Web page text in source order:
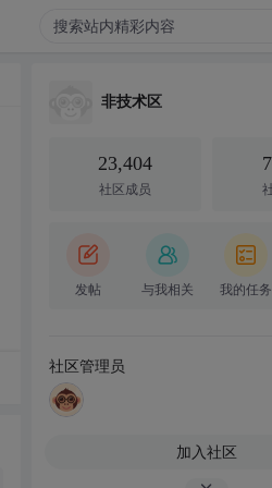
非技术区
23,404
社区成员
发帖 与我相关 我的任务
社区管理员
加入社区